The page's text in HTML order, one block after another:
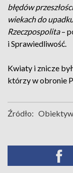
błędów
wiekach do
Rzeczpospolita–
i Sprawiedliwość.
Kwiaty i znicze
którzy w obronie
Źródło: